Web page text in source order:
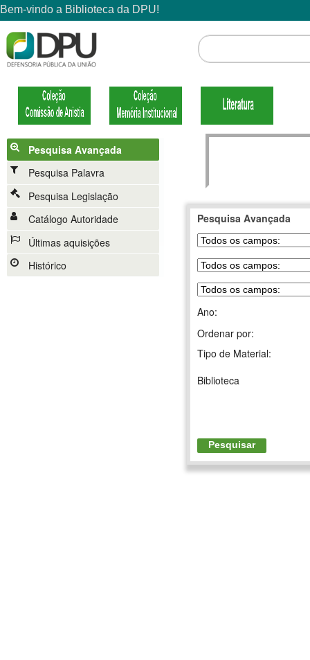
Pesquisa Avançada
Pesquisa Palavra
Pesquisa Legislação
Catálogo Autoridade
Últimas aquisições
Histórico
Pesquisa Avançada
Ano:
Ordenar por:
Tipo de Material:
Biblioteca
Pesquisar